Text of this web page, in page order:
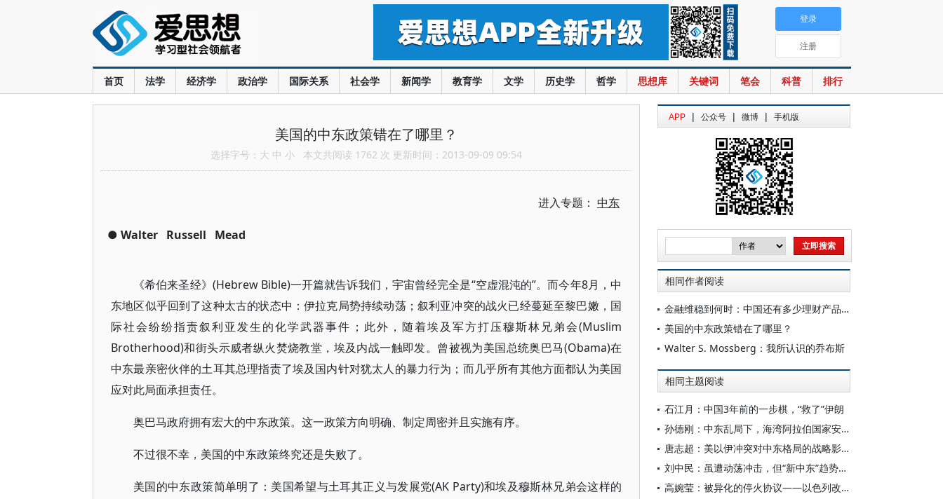
首页 法学 经济学 政治学 国际关系 社会学 新闻学 教育学 文学 历史学 哲学 思想库 关键词 笔会 科普 排行
登录
注册
美国的中东政策错在了哪里？
选择字号： 大 中 小 本文共阅读 1762 次 更新时间：2013-09-09 09:54
进入专题： 中东
● Walter Russell Mead
《希伯来圣经》(Hebrew Bible)一开篇就告诉我们，宇宙曾经完全是“空虚混沌的”。而今年8月，中
东地区似乎回到了这种太古的状态中：伊拉克局势持续动荡；叙利亚冲突的战火已经蔓延至黎巴嫩，国
际社会纷纷指责叙利亚发生的化学武器事件；此外，随着埃及军方打压穆斯林兄弟会(Muslim
Brotherhood)和街头示威者纵火焚烧教堂，埃及内战一触即发。曾被视为美国总统奥巴马(Obama)在
中东最亲密伙伴的土耳其总理指责了埃及国内针对犹太人的暴力行为；而几乎所有其他方面都认为美国
应对此局面承担责任。
奥巴马政府拥有宏大的中东政策。这一政策方向明确、制定周密并且实施有序。
不过很不幸，美国的中东政策终究还是失败了。
美国的中东政策简单明了：美国希望与土耳其正义与发展党(AK Party)和埃及穆斯林兄弟会这样的
APP | 公众号 | 微博 | 手机版
相同作者阅读
金融维稳到何时：中国还有多少理财产品需要兜底？
美国的中东政策错在了哪里？
Walter S. Mossberg：我所认识的乔布斯
相同主题阅读
石江月：中国3年前的一步棋，“救了”伊朗
孙德刚：中东乱局下，海湾阿拉伯国家安全政策有何调整
唐志超：美以伊冲突对中东格局的战略影响
刘中民：虽遭动荡冲击，但“新中东”趋势仍在
高婉莹：被异化的停火协议——以色列改写中东战争规则？